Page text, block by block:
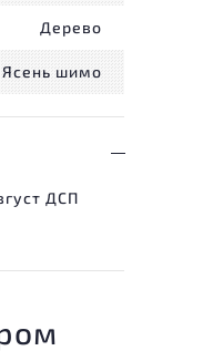
Дерево
Ясень шимо
ДСП